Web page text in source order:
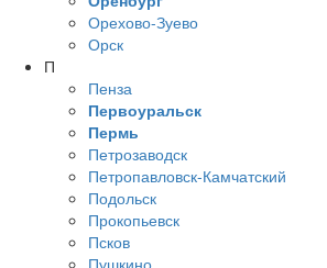
Орехово-Зуево
Орск
П
Пенза
Первоуральск
Пермь
Петрозаводск
Петропавловск-Камчатский
Подольск
Прокопьевск
Псков